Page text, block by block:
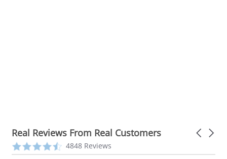
Real Reviews From Real Customers
Reviews
carousel
Carousel
4.3
star
4848 Reviews